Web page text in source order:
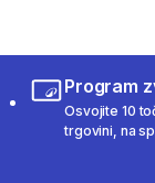
Program
Osvojite 10
trgovini, na